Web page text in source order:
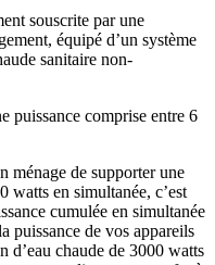
souscrite par une
équipé d’un système
sanitaire non-
puissance comprise entre 6
ménage de supporter une
watts en simultanée, c’est
cumulée en simultanée
puissance de vos appareils
d’eau chaude de 3000 watts